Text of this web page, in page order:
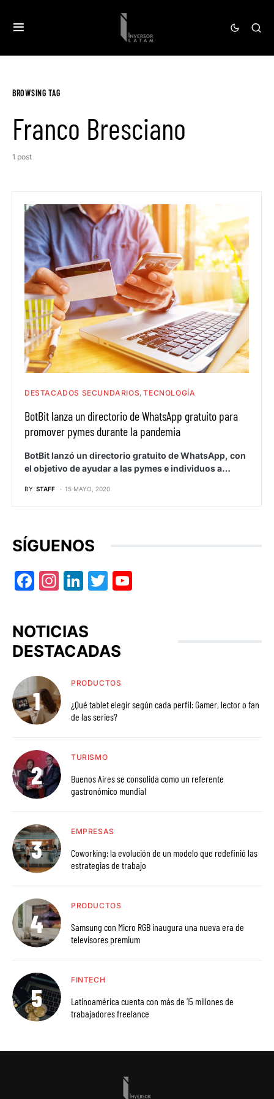
BROWSING TAG
Franco Bresciano
1 post
DESTACADOS SECUNDARIOS TECNOLOGÍA
BotBit lanza un directorio de WhatsApp gratuito para
promover pymes durante la pandemia
BotBit lanzó un directorio gratuito de WhatsApp, con
el objetivo de ayudar a las pymes e individuos a…
BY STAFF 15 MAYO, 2020
SÍGUENOS
Facebook
Instagram
LinkedIn
Twitter
NOTICIAS
DESTACADAS
PRODUCTOS
¿Qué tablet elegir según cada perfil: Gamer, lector o fan
de las series?
TURISMO
Buenos Aires se consolida como un referente
gastronómico mundial
EMPRESAS
Coworking: la evolución de un modelo que redefinió las
estrategias de trabajo
PRODUCTOS
Samsung con Micro RGB inaugura una nueva era de
televisores premium
FINTECH
Latinoamérica cuenta con más de 15 millones de
trabajadores freelance